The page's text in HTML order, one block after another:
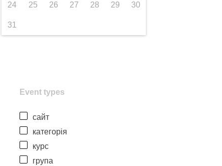
24 25 26 27 28 29 30
31
Event types
сайт
категорія
курс
група